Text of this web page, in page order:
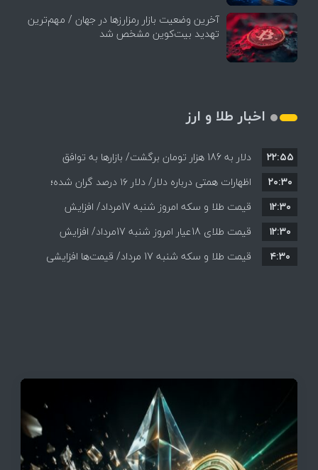
آخرین وضعیت بازار رمزارزها در جهان / مهم‌ترین
تهدید بیت‌کوین مشخص شد
اخبار طلا و ارز
دلار به 186 هزار تومان برگشت/ بازارها به توافق
احتمالی هرمز چه واکنشی نشان دادند؟
۲۲:۵۵
اظهارات همتی درباره دلار/ دلار ۱۶ درصد گران شده؛
این افزایش طبیعی است
۲۰:۳۰
قیمت طلا و سکه امروز شنبه 17مرداد/ افزایش
همه قیمت ها + جدول و جزئیات
۱۲:۳۰
قیمت طلای 18عیار امروز شنبه 17مرداد/ افزایش
قیمت + جدول و جزئیات
۱۲:۳۰
قیمت طلا و سکه شنبه 17 مرداد/ قیمت‌ها افزایشی
۴:۳۰